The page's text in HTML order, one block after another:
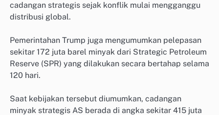
cadangan strategis sejak konflik mulai mengganggu
distribusi global.
Pemerintahan Trump juga mengumumkan pelepasan
sekitar 172 juta barel minyak dari Strategic Petroleum
Reserve (SPR) yang dilakukan secara bertahap selama
120 hari.
Saat kebijakan tersebut diumumkan, cadangan
minyak strategis AS berada di angka sekitar 415 juta